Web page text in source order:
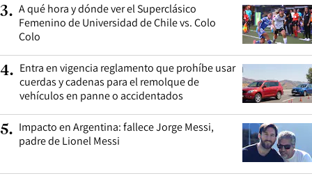
3. A qué hora y dónde ver el Superclásico
Femenino de Universidad de Chile vs. Colo
Colo
4. Entra en vigencia reglamento que prohíbe usar
cuerdas y cadenas para el remolque de
vehículos en panne o accidentados
5. Impacto en Argentina: fallece Jorge Messi,
padre de Lionel Messi